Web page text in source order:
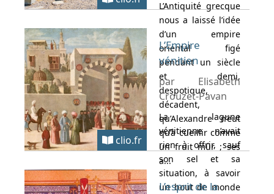
L’Antiquité grecque
nous a laissé l’idée
d’un empire
oriental figé
pendant un siècle
et demi,
despotique,
décadent,
qu’Alexandre n’eut
qu’à cueillir comme
un fruit mûr ; ses
a...
clio.fr
L’Empire
vénitien
par Elisabeth
Crouzet-Pavan
La lagune
vénitienne n’avait
rien à offrir, sauf
son sel et sa
situation, à savoir
un bout de monde
L’esprit de la